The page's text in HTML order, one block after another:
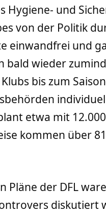
Hygiene- und
von der Politik
einwandfrei und
bald wieder
bis zum
etwa mit
kommen über
Pläne der DFL
diskutiert